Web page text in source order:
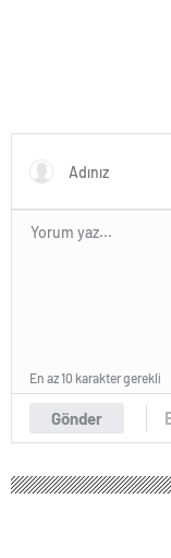
Gönder
En az 10 karakter gerekli